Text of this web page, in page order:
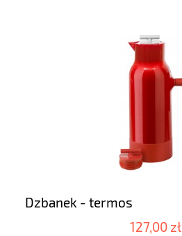
Dzbanek - termos
127,00 zł